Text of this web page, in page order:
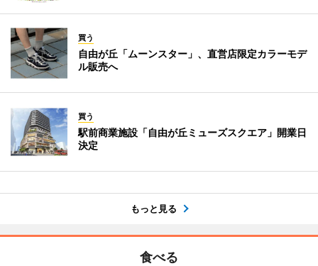
買う
自由が丘「ムーンスター」、直営店限定カラーモデ
ル販売へ
買う
駅前商業施設「自由が丘ミューズスクエア」開業日
決定
もっと見る
食べる